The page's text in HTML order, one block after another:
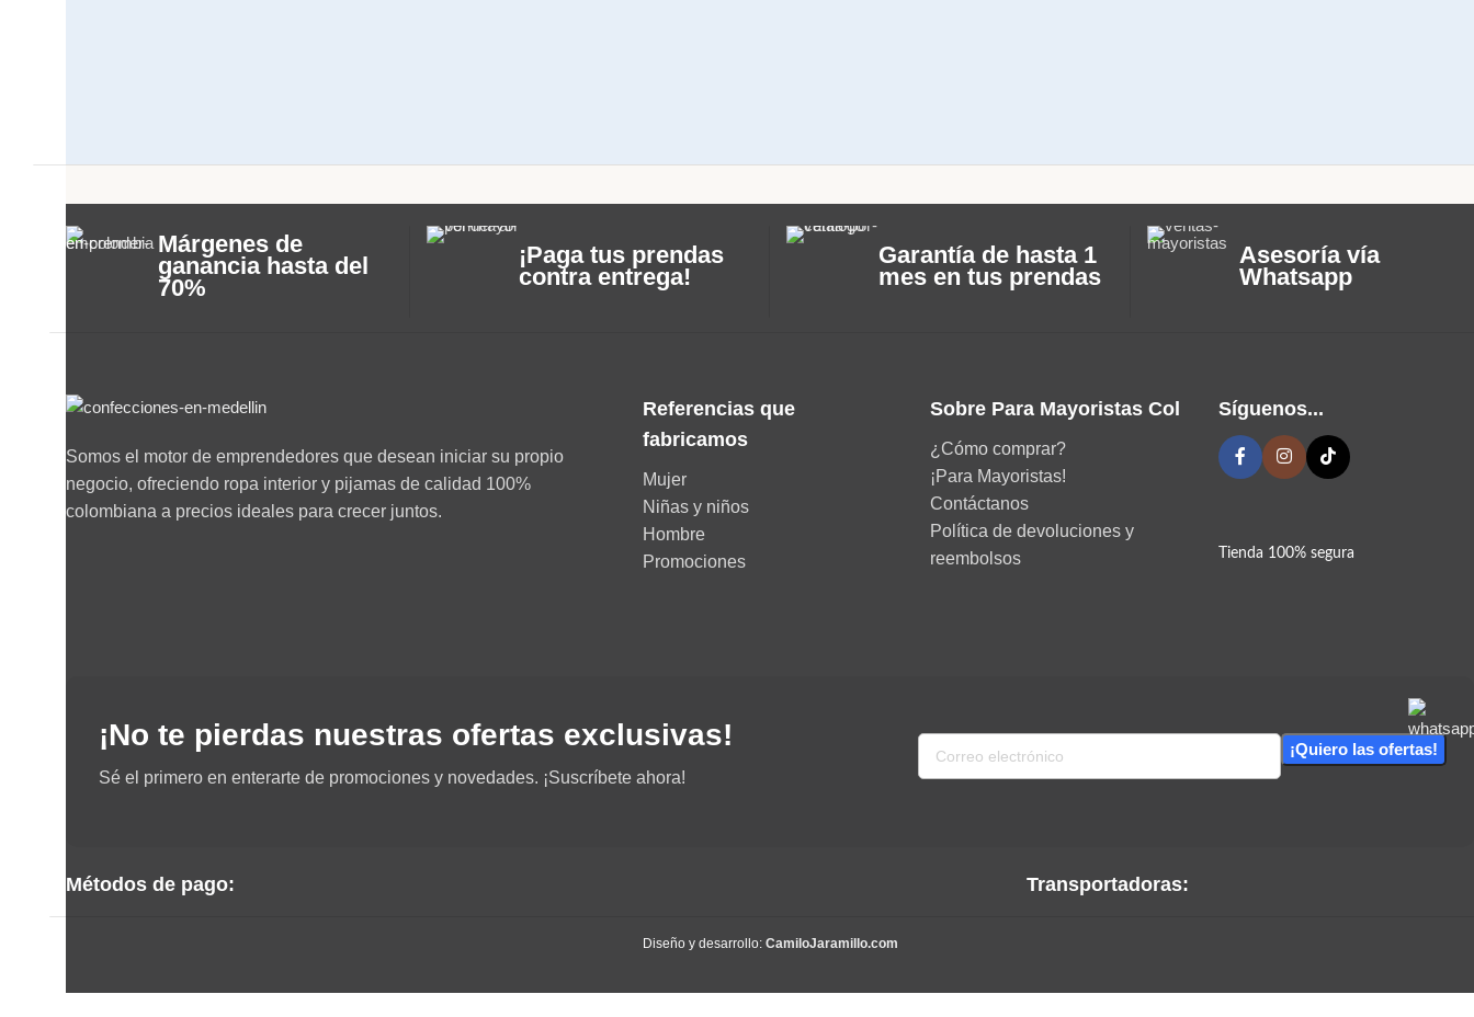
Márgenes de
ganancia hasta del
70%
¡Paga tus prendas
contra entrega!
Garantía de hasta 1
mes en tus prendas
Asesoría vía
Whatsapp
Somos el motor de emprendedores que desean iniciar su propio
negocio, ofreciendo ropa interior y pijamas de calidad 100%
colombiana a precios ideales para crecer juntos.
Referencias que
fabricamos
Mujer
Niñas y niños
Hombre
Promociones
Sobre Para Mayoristas Col
¿Cómo comprar?
¡Para Mayoristas!
Contáctanos
Política de devoluciones y
reembolsos
Síguenos...
Tienda 100% segura
¡No te pierdas nuestras ofertas exclusivas!
Sé el primero en enterarte de promociones y novedades. ¡Suscríbete ahora!
Métodos de pago: Transportadoras:
Diseño y desarrollo: CamiloJaramillo.com